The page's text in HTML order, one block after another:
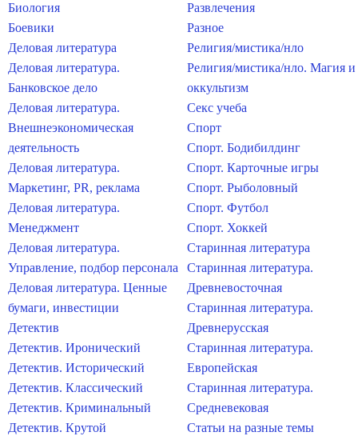
Биология
Боевики
Деловая литература
Деловая литература.
Банковское дело
Деловая литература.
Внешнеэкономическая
деятельность
Деловая литература.
Маркетинг, PR, реклама
Деловая литература.
Менеджмент
Деловая литература.
Управление, подбор персонала
Деловая литература. Ценные
бумаги, инвестиции
Детектив
Детектив. Иронический
Детектив. Исторический
Детектив. Классический
Детектив. Криминальный
Детектив. Крутой
Развлечения
Разное
Религия/мистика/нло
Религия/мистика/нло. Магия и
оккультизм
Секс учеба
Спорт
Спорт. Бодибилдинг
Спорт. Карточные игры
Спорт. Рыболовный
Спорт. Футбол
Спорт. Хоккей
Старинная литература
Старинная литература.
Древневосточная
Старинная литература.
Древнерусская
Старинная литература.
Европейская
Старинная литература.
Средневековая
Статьи на разные темы